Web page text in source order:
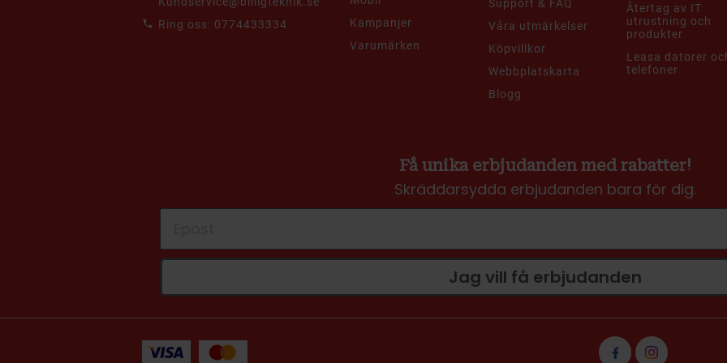
Ring oss: 0774433334
Kampanjer
Varumärken
Support & FAQ
Våra utmärkelser
Köpvillkor
Webbplatskarta
Blogg
Återtag av IT
utrustning och
produkter
Leasa datorer
telefoner
Få unika erbjudanden med rabatter!
Skräddarsydda erbjudanden bara för dig.
Jag vill få erbjudanden